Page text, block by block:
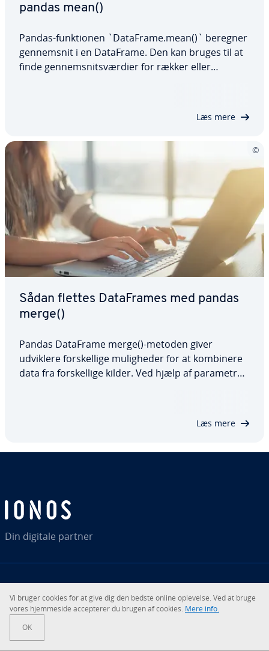
pandas mean()
Pandas-funk­tio­nen `DataFrame.mean()` beregner
gen­nem­snit i en DataFrame. Den kan bruges til at
finde gen­nem­snits­vær­di­er for rækker eller
Læs mere
Sådan flettes Da­ta­F­ra­mes med pandas
merge()
Pandas DataFrame merge()-metoden giver
udviklere for­skel­li­ge mu­lig­he­der for at kombinere
data fra for­skel­li­ge kilder. Ved hjælp af parametre
Læs mere
Din digitale partner
© 2026IONOS SE
RSS LinkedIntiktok Instagram
Vi bruger cookies for at give dig den bedste online oplevelse. Ved at bruge
vores hjem­mesi­de ac­cep­te­rer du brugen af cookies. Mere info.
OK